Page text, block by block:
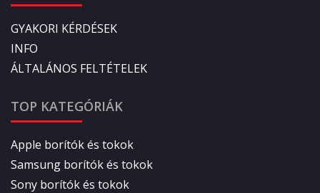
GYAKORI KÉRDÉSEK
INFO
ÁLTALÁNOS FELTÉTELEK
TOP KATEGÓRIÁK
Apple borítók és tokok
Samsung borítók és tokok
Sony borítók és tokok